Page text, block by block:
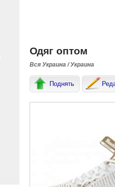
Одяг оптом
Вся Украина / Украина
Поднять